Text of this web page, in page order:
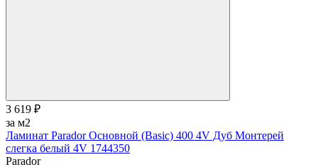
3 619 ₽
за м2
Ламинат Parador Основной (Basic) 400 4V Дуб Монтерей
слегка белый 4V 1744350
Parador